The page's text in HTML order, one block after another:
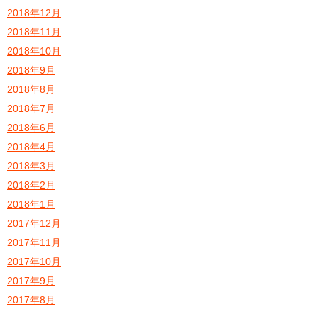
2018年12月
2018年11月
2018年10月
2018年9月
2018年8月
2018年7月
2018年6月
2018年4月
2018年3月
2018年2月
2018年1月
2017年12月
2017年11月
2017年10月
2017年9月
2017年8月